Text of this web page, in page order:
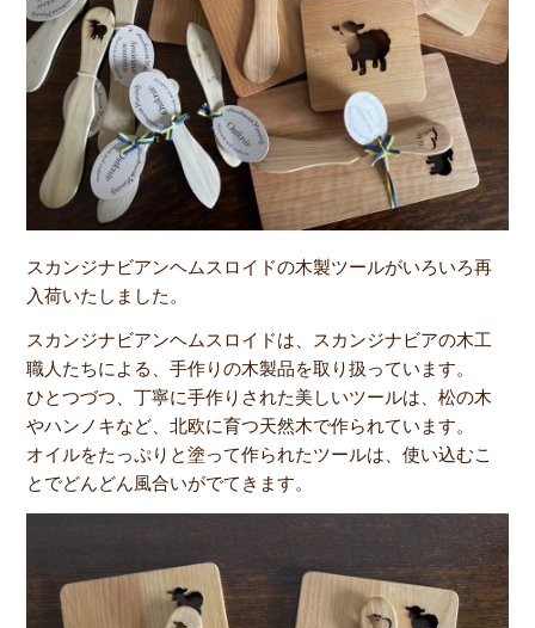
スカンジナビアンヘムスロイドの木製ツールがいろいろ再
入荷いたしました。
スカンジナビアンヘムスロイドは、スカンジナビアの木工
職人たちによる、手作りの木製品を取り扱っています。
ひとつづつ、丁寧に手作りされた美しいツールは、松の木
やハンノキなど、北欧に育つ天然木で作られています。
オイルをたっぷりと塗って作られたツールは、使い込むこ
とでどんどん風合いがでてきます。